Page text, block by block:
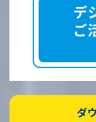
デ
ご
ダ